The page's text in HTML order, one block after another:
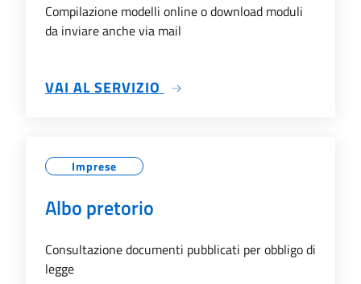
Compilazione modelli online o download moduli
da inviare anche via mail
VAI AL SERVIZIO SU PRATICHE
Imprese
Albo pretorio
Consultazione documenti pubblicati per obbligo di
legge